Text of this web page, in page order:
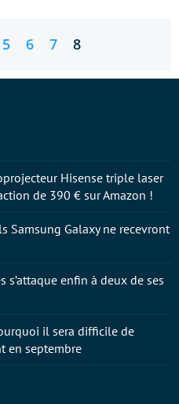
5 6 7 8
Hisense triple laser
de 390 € sur Amazon !
Samsung Galaxy ne recevront
s’attaque enfin à deux de ses
il sera difficile de
en septembre